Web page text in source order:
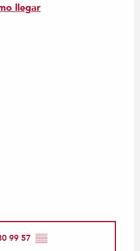
llegar
99 57 ▒▒